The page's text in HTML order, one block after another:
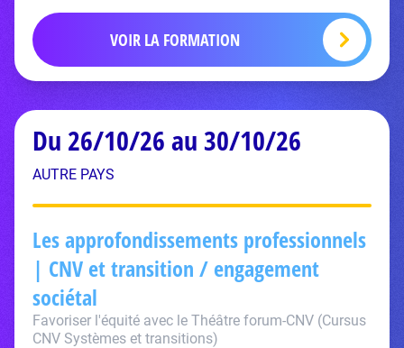
VOIR LA FORMATION
Du 26/10/26 au 30/10/26
AUTRE PAYS
Les approfondissements professionnels
| CNV et transition / engagement
sociétal
Favoriser l'équité avec le Théâtre forum-CNV (Cursus
CNV Systèmes et transitions)